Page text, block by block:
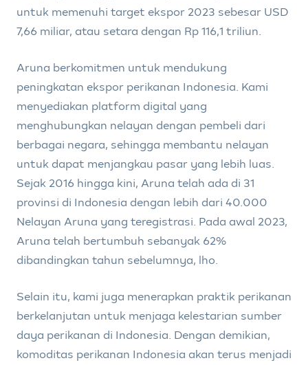
untuk memenuhi target ekspor 2023 sebesar USD
7,66 miliar, atau setara dengan Rp 116,1 triliun.
Aruna berkomitmen untuk mendukung
peningkatan ekspor perikanan Indonesia. Kami
menyediakan platform digital yang
menghubungkan nelayan dengan pembeli dari
berbagai negara, sehingga membantu nelayan
untuk dapat menjangkau pasar yang lebih luas.
Sejak 2016 hingga kini, Aruna telah ada di 31
provinsi di Indonesia dengan lebih dari 40.000
Nelayan Aruna yang teregistrasi. Pada awal 2023,
Aruna telah bertumbuh sebanyak 62%
dibandingkan tahun sebelumnya, lho.
Selain itu, kami juga menerapkan praktik perikanan
berkelanjutan untuk menjaga kelestarian sumber
daya perikanan di Indonesia. Dengan demikian,
komoditas perikanan Indonesia akan terus menjadi